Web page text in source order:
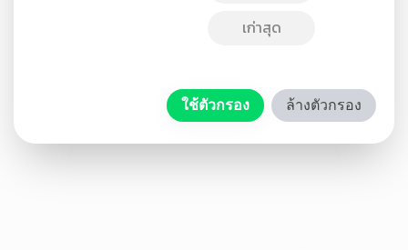
เก่าสุด
ใช้ตัวกรอง ล้างตัวกรอง